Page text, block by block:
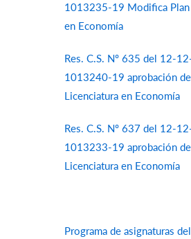
1013235-19 Modifica Plan
en Economía
Res. C.S. Nº 635 del 12-
1013240-19 aprobación
Licenciatura en Economía
Res. C.S. Nº 637 del 12-
1013233-19 aprobación
Licenciatura en Economía
Programa de asignaturas